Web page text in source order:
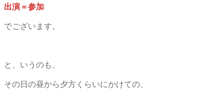
出演＝参加
でございます。
と、いうのも、
その日の昼から夕方くらいにかけての、